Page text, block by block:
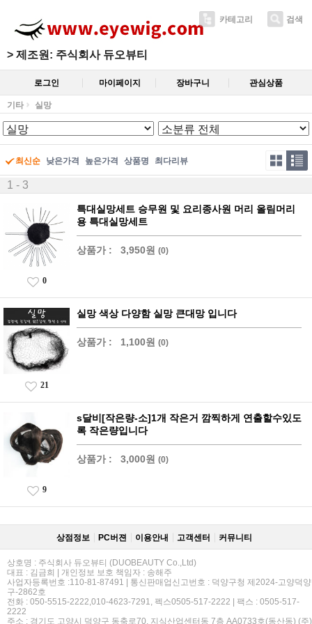
> 제조원: 주식회사 듀오뷰티
카테고리 검색
로그인 마이페이지 장바구니 관심상품
기타 실망
최신순 낮은가격 높은가격 상품명 최다리뷰
1 - 3
특대실망세트 승무원 및 요리종사원 머리 올림머리
용 특대실망세트
상품가 : 3,950원 (0)
0
실망 색상 다양함 실망 큰대망 입니다
상품가 : 1,100원 (0)
21
s달비[작은량-소]1개 작은거 깜찍하게 연출할수있도
록 작은량입니다
상품가 : 3,000원 (0)
9
상점정보 PC버젼 이용안내 고객센터 커뮤니티
상호명 : 주식회사 듀오뷰티 (DUOBEAUTY Co.,Ltd)
대표 : 김금희 | 개인정보 보호 책임자 : 송해주
사업자등록번호 :110-81-87491 | 통신판매업신고번호 : 덕양구청 제2024-고양덕양
구-2862호
전화 : 050-5515-2222,010-4623-7291, 펙스0505-517-2222 | 팩스 : 0505-517-
2222
주소 : 경기도 고양시 덕양구 동축로70, 지식산업센터동 7층 AA0733호(동산동) (주)